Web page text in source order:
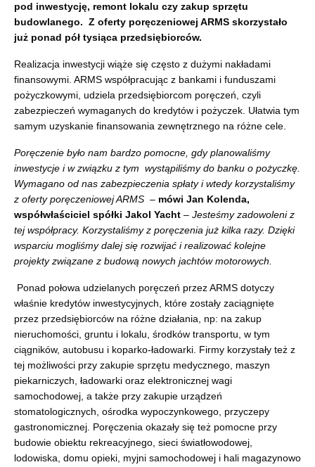
pod inwestycję, remont lokalu czy zakup sprzętu
budowlanego. Z oferty poręczeniowej ARMS skorzystało
już ponad pół tysiąca przedsiębiorców.
Realizacja inwestycji wiąże się często z dużymi nakładami
finansowymi. ARMS współpracując z bankami i funduszami
pożyczkowymi, udziela przedsiębiorcom poręczeń, czyli
zabezpieczeń wymaganych do kredytów i pożyczek. Ułatwia tym
samym uzyskanie finansowania zewnętrznego na różne cele.
Poręczenie było nam bardzo pomocne, gdy planowaliśmy
inwestycje i w związku z tym wystąpiliśmy do banku o pożyczkę.
Wymagano od nas zabezpieczenia spłaty i wtedy korzystaliśmy
z oferty poręczeniowej ARMS – mówi Jan Kolenda,
współwłaściciel spółki Jakol Yacht – Jesteśmy zadowoleni z
tej współpracy. Korzystaliśmy z poręczenia już kilka razy. Dzięki
wsparciu mogliśmy dalej się rozwijać i realizować kolejne
projekty związane z budową nowych jachtów motorowych.
Ponad połowa udzielanych poręczeń przez ARMS dotyczy
właśnie kredytów inwestycyjnych, które zostały zaciągnięte
przez przedsiębiorców na różne działania, np: na zakup
nieruchomości, gruntu i lokalu, środków transportu, w tym
ciągników, autobusu i koparko-ładowarki. Firmy korzystały też z
tej możliwości przy zakupie sprzętu medycznego, maszyn
piekarniczych, ładowarki oraz elektronicznej wagi
samochodowej, a także przy zakupie urządzeń
stomatologicznych, ośrodka wypoczynkowego, przyczepy
gastronomicznej. Poręczenia okazały się też pomocne przy
budowie obiektu rekreacyjnego, sieci światłowodowej,
lodowiska, domu opieki, myjni samochodowej i hali magazynowo